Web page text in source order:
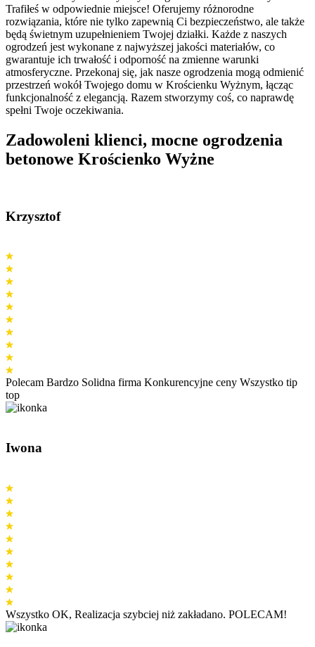
Trafiłeś w odpowiednie miejsce! Oferujemy różnorodne
rozwiązania, które nie tylko zapewnią Ci bezpieczeństwo, ale także
będą świetnym uzupełnieniem Twojej działki. Każde z naszych
ogrodzeń jest wykonane z najwyższej jakości materiałów, co
gwarantuje ich trwałość i odporność na zmienne warunki
atmosferyczne. Przekonaj się, jak nasze ogrodzenia mogą odmienić
przestrzeń wokół Twojego domu w Krościenku Wyżnym, łącząc
funkcjonalność z elegancją. Razem stworzymy coś, co naprawdę
spełni Twoje oczekiwania.
Zadowoleni klienci, mocne ogrodzenia
betonowe Krościenko Wyżne
Krzysztof
Polecam Bardzo Solidna firma Konkurencyjne ceny Wszystko tip
top
Iwona
Wszystko OK, Realizacja szybciej niż zakładano. POLECAM!